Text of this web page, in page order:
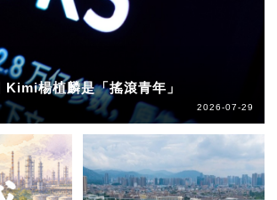
楊植麟是「搖滾青年」
2026-07-29